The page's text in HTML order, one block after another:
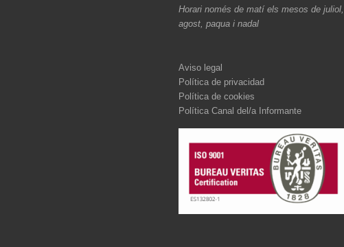
Horari només de matí els mesos de juliol,
agost, paqua i nadal
Aviso legal
Política de privacidad
Política de cookies
Política Canal del/a Informante